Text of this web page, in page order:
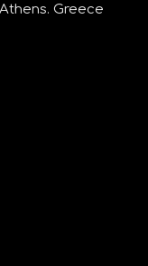
Athens. Greece